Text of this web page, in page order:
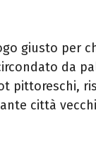
giusto per
da
pittoreschi,
città